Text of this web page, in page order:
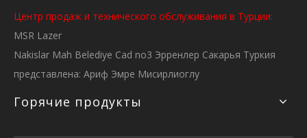
Центр продаж и технического обслуживания в Турции:
MSR Lazer
Nakislar Mah Belediye Cad no3 Эрренлер Сакарья Туркия
представлена: Ариф Эмре Мисирлиоглу
Горячие продукты